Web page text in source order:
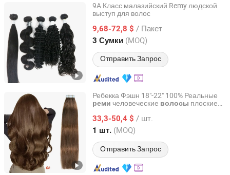
9A Класс малазийский Remy людской
выступ для волос
9,68-72,8 $ / Пакет
3 Сумки (MOQ)
Отправить Запрос
Xuchang BeautyHair Fashion Co., Ltd.
Henan, China с 2004
Ребекка Фэшн 18"-22" 100% Реальные
реми человеческие волосы плоские
бесшовные прямые
наращивания из реальных
человеческих волос
33,3-50,4 $ / шт.
1 шт. (MOQ)
Отправить Запрос
Henan Rebecca Hair Products Co.,Ltd
Henan, China с 2024